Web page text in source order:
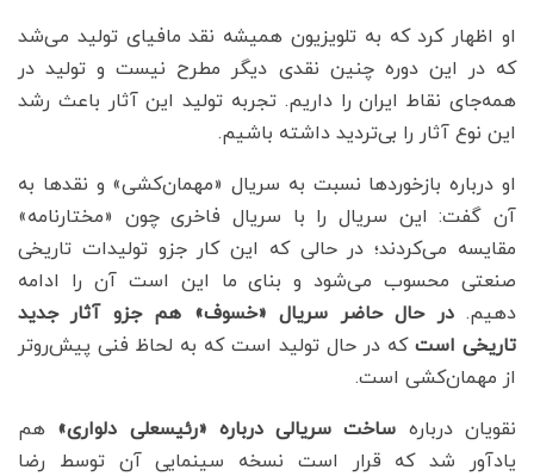
او اظهار کرد که به تلویزیون همیشه نقد مافیای تولید می‌شد
که در این دوره چنین نقدی دیگر مطرح نیست و تولید در
همه‌جای نقاط ایران را داریم. تجربه تولید این آثار باعث رشد
این نوع آثار را بی‌تردید داشته باشیم.
او درباره بازخوردها نسبت به سریال «مهمان‌کشی» و نقدها به
آن گفت: این سریال را با سریال فاخری چون «مختارنامه»
مقایسه می‌کردند؛ در حالی که این کار جزو تولیدات تاریخی
صنعتی محسوب می‌شود و بنای ما این است آن را ادامه
دهیم.در حال حاضر سریال «خسوف» هم جزو آثار جدید
تاریخی است که در حال تولید است که به لحاظ فنی پیش‌روتر
از مهمان‌کشی است.
نقویان درباره ساخت سریالی درباره «رئیسعلی دلواری» هم
یادآور شد که قرار است نسخه سینمایی آن توسط رضا